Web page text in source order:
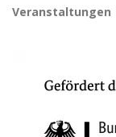
Veranstaltungen